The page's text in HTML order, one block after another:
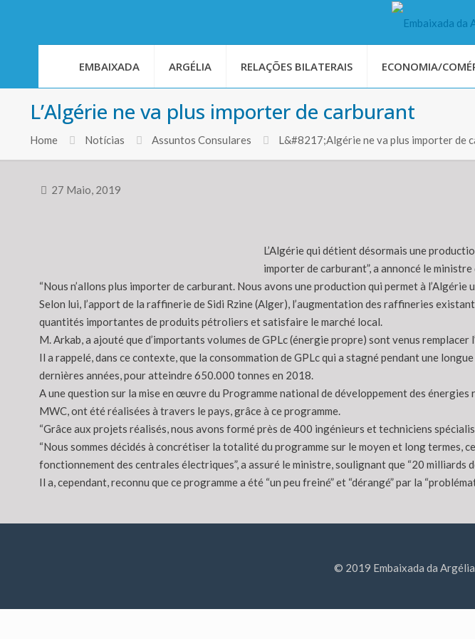
EMBAIXADA ARGÉLIA RELAÇÕES BILATERAIS ECONOMIA/
L’Algérie ne va plus importer de carburant
Home Notícias Assuntos Consulares L&#8217;Algérie ne va plus importer de
27 Maio, 2019
L’Algérie qui détient désormais une
importer de carburant”, a annoncé le
“Nous n’allons plus importer de carburant. Nous avons une production qui permet à l’Algérie
Selon lui, l’apport de la raffinerie de Sidi Rzine (Alger), l’augmentation des raffineries
quantités importantes de produits pétroliers et satisfaire le marché local.
M. Arkab, a ajouté que d’importants volumes de GPLc (énergie propre) sont venus remplacer
Il a rappelé, dans ce contexte, que la consommation de GPLc qui a stagné pendant une
dernières années, pour atteindre 650.000 tonnes en 2018.
A une question sur la mise en œuvre du Programme national de développement des
MWC, ont été réalisées à travers le pays, grâce à ce programme.
“Grâce aux projets réalisés, nous avons formé près de 400 ingénieurs et techniciens
“Nous sommes décidés à concrétiser la totalité du programme sur le moyen et long termes,
fonctionnement des centrales électriques”, a assuré le ministre, soulignant que “20
Il a, cependant, reconnu que ce programme a été “un peu freiné” et “dérangé” par la
© 2019 Embaixada da